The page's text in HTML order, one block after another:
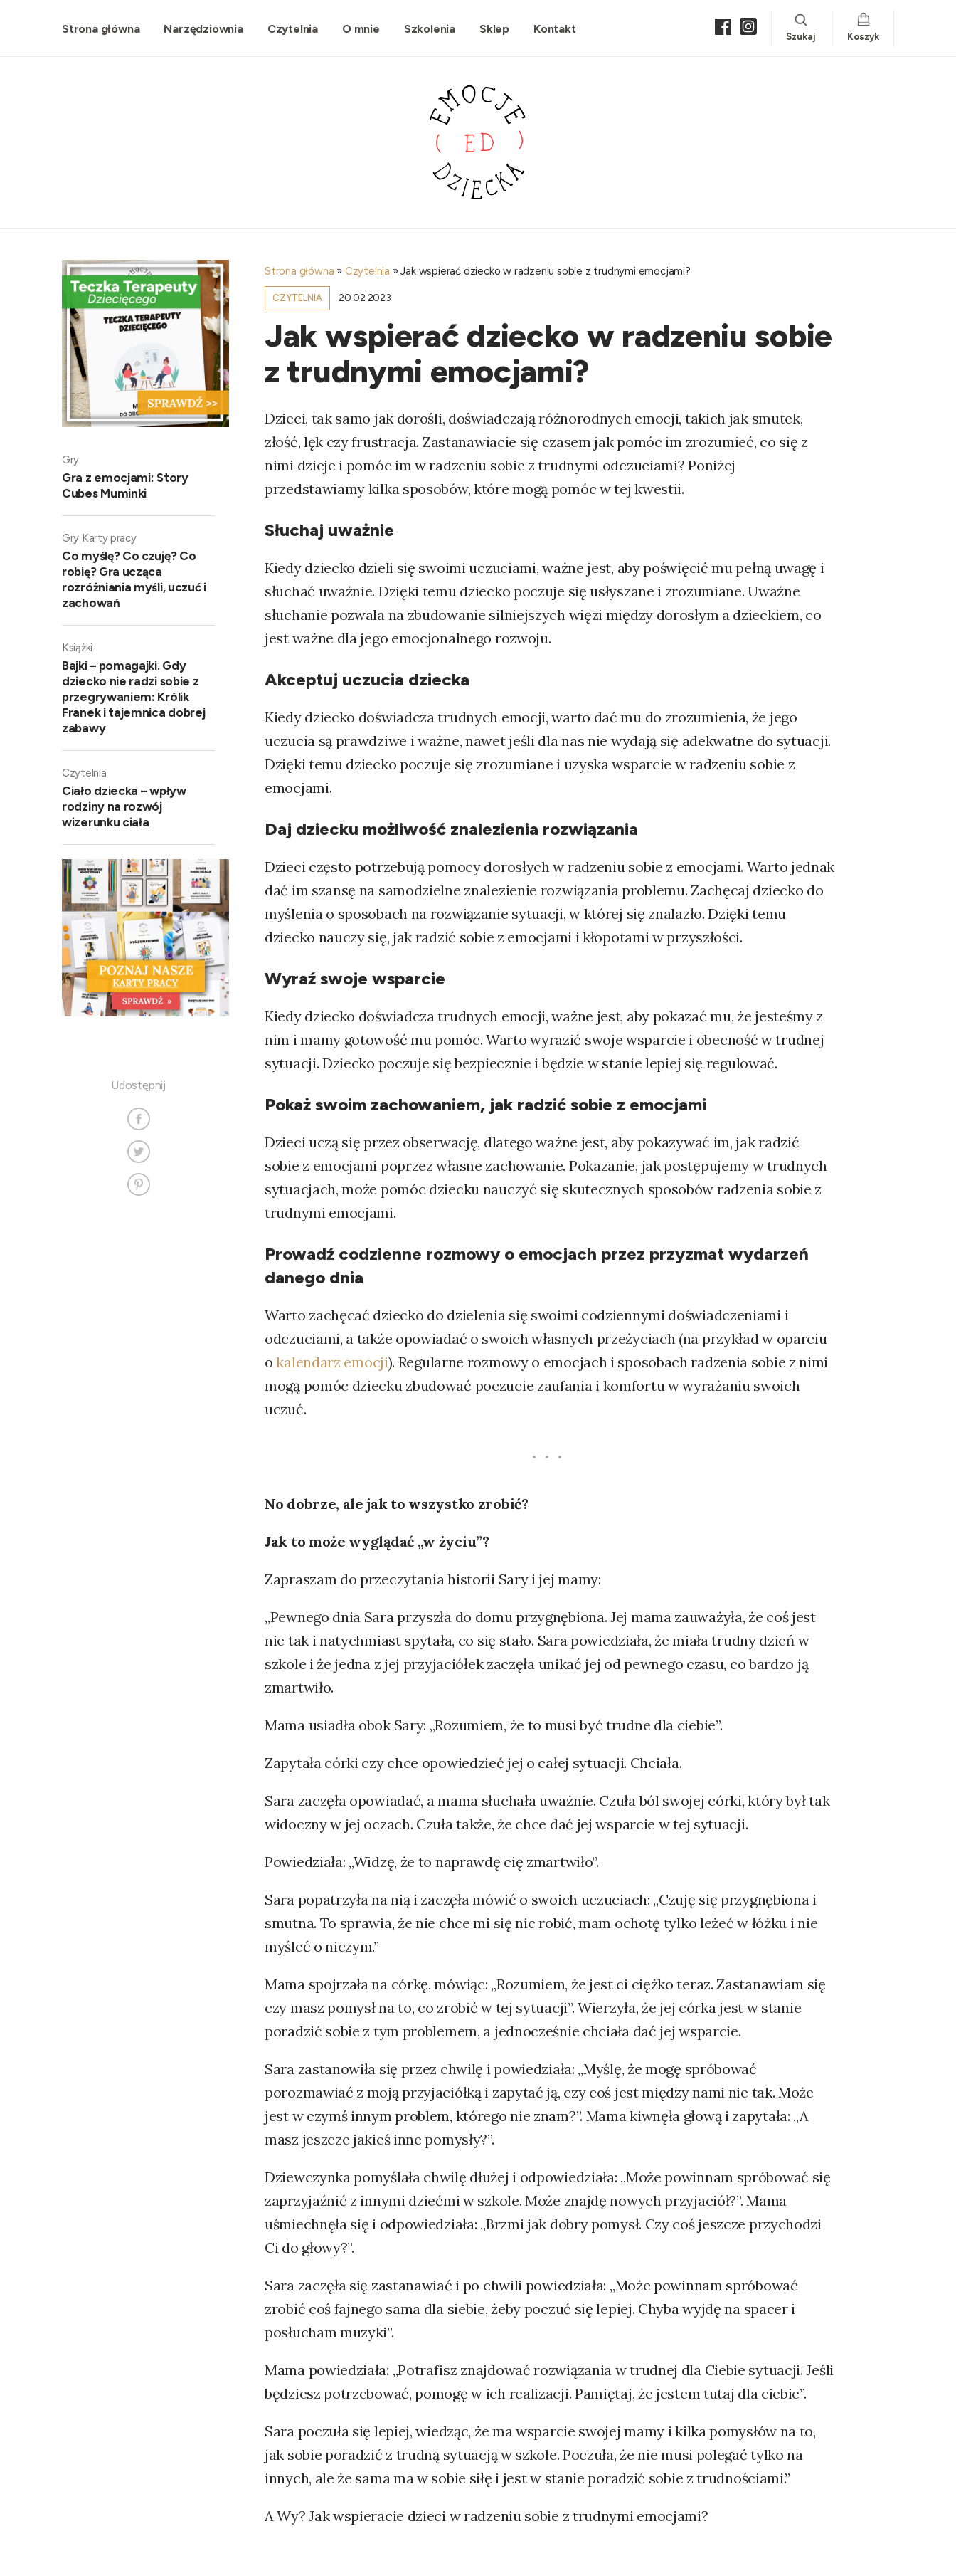
Strona główna Narzędziownia Czytelnia O mnie Szkolenia Sklep Kontakt
Szukaj Koszyk
Gry
Gra z emocjami: Story
Cubes Muminki
Gry Karty pracy
Co myślę? Co czuję? Co
robię? Gra ucząca
rozróżniania myśli, uczuć i
zachowań
Książki
Bajki – pomagajki. Gdy
dziecko nie radzi sobie z
przegrywaniem: Królik
Franek i tajemnica dobrej
zabawy
Czytelnia
Ciało dziecka – wpływ
rodziny na rozwój
wizerunku ciała
Udostępnij
Strona główna » Czytelnia »Jak wspierać dziecko w radzeniu sobie z trudnymi emocjami?
CZYTELNIA 20 02 2023
Jak wspierać dziecko w radzeniu sobie
z trudnymi emocjami?
Dzieci, tak samo jak dorośli, doświadczają różnorodnych emocji, takich jak smutek,
złość, lęk czy frustracja. Zastanawiacie się czasem jak pomóc im zrozumieć, co się z
nimi dzieje i pomóc im w radzeniu sobie z trudnymi odczuciami? Poniżej
przedstawiamy kilka sposobów, które mogą pomóc w tej kwestii.
Słuchaj uważnie
Kiedy dziecko dzieli się swoimi uczuciami, ważne jest, aby poświęcić mu pełną uwagę i
słuchać uważnie. Dzięki temu dziecko poczuje się usłyszane i zrozumiane. Uważne
słuchanie pozwala na zbudowanie silniejszych więzi między dorosłym a dzieckiem, co
jest ważne dla jego emocjonalnego rozwoju.
Akceptuj uczucia dziecka
Kiedy dziecko doświadcza trudnych emocji, warto dać mu do zrozumienia, że jego
uczucia są prawdziwe i ważne, nawet jeśli dla nas nie wydają się adekwatne do sytuacji.
Dzięki temu dziecko poczuje się zrozumiane i uzyska wsparcie w radzeniu sobie z
emocjami.
Daj dziecku możliwość znalezienia rozwiązania
Dzieci często potrzebują pomocy dorosłych w radzeniu sobie z emocjami. Warto jednak
dać im szansę na samodzielne znalezienie rozwiązania problemu. Zachęcaj dziecko do
myślenia o sposobach na rozwiązanie sytuacji, w której się znalazło. Dzięki temu
dziecko nauczy się, jak radzić sobie z emocjami i kłopotami w przyszłości.
Wyraź swoje wsparcie
Kiedy dziecko doświadcza trudnych emocji, ważne jest, aby pokazać mu, że jesteśmy z
nim i mamy gotowość mu pomóc. Warto wyrazić swoje wsparcie i obecność w trudnej
sytuacji. Dziecko poczuje się bezpiecznie i będzie w stanie lepiej się regulować.
Pokaż swoim zachowaniem, jak radzić sobie z emocjami
Dzieci uczą się przez obserwację, dlatego ważne jest, aby pokazywać im, jak radzić
sobie z emocjami poprzez własne zachowanie. Pokazanie, jak postępujemy w trudnych
sytuacjach, może pomóc dziecku nauczyć się skutecznych sposobów radzenia sobie z
trudnymi emocjami.
Prowadź codzienne rozmowy o emocjach przez przyzmat wydarzeń
danego dnia
Warto zachęcać dziecko do dzielenia się swoimi codziennymi doświadczeniami i
odczuciami, a także opowiadać o swoich własnych przeżyciach (na przykład w oparciu
okalendarz emocji). Regularne rozmowy o emocjach i sposobach radzenia sobie z nimi
mogą pomóc dziecku zbudować poczucie zaufania i komfortu w wyrażaniu swoich
uczuć.
No dobrze, ale jak to wszystko zrobić?
Jak to może wyglądać „w życiu”?
Zapraszam do przeczytania historii Sary i jej mamy:
„Pewnego dnia Sara przyszła do domu przygnębiona. Jej mama zauważyła, że coś jest
nie tak i natychmiast spytała, co się stało. Sara powiedziała, że miała trudny dzień w
szkole i że jedna z jej przyjaciółek zaczęła unikać jej od pewnego czasu, co bardzo ją
zmartwiło.
Mama usiadła obok Sary: „Rozumiem, że to musi być trudne dla ciebie”.
Zapytała córki czy chce opowiedzieć jej o całej sytuacji. Chciała.
Sara zaczęła opowiadać, a mama słuchała uważnie. Czuła ból swojej córki, który był tak
widoczny w jej oczach. Czuła także, że chce dać jej wsparcie w tej sytuacji.
Powiedziała: „Widzę, że to naprawdę cię zmartwiło”.
Sara popatrzyła na nią i zaczęła mówić o swoich uczuciach: „Czuję się przygnębiona i
smutna. To sprawia, że nie chce mi się nic robić, mam ochotę tylko leżeć w łóżku i nie
myśleć o niczym.”
Mama spojrzała na córkę, mówiąc: „Rozumiem, że jest ci ciężko teraz. Zastanawiam się
czy masz pomysł na to, co zrobić w tej sytuacji”. Wierzyła, że jej córka jest w stanie
poradzić sobie z tym problemem, a jednocześnie chciała dać jej wsparcie.
Sara zastanowiła się przez chwilę i powiedziała: „Myślę, że mogę spróbować
porozmawiać z moją przyjaciółką i zapytać ją, czy coś jest między nami nie tak. Może
jest w czymś innym problem, którego nie znam?”. Mama kiwnęła głową i zapytała: „A
masz jeszcze jakieś inne pomysły?”.
Dziewczynka pomyślała chwilę dłużej i odpowiedziała: „Może powinnam spróbować się
zaprzyjaźnić z innymi dziećmi w szkole. Może znajdę nowych przyjaciół?”. Mama
uśmiechnęła się i odpowiedziała: „Brzmi jak dobry pomysł. Czy coś jeszcze przychodzi
Ci do głowy?”.
Sara zaczęła się zastanawiać i po chwili powiedziała: „Może powinnam spróbować
zrobić coś fajnego sama dla siebie, żeby poczuć się lepiej. Chyba wyjdę na spacer i
posłucham muzyki”.
Mama powiedziała: „Potrafisz znajdować rozwiązania w trudnej dla Ciebie sytuacji. Jeśli
będziesz potrzebować, pomogę w ich realizacji. Pamiętaj, że jestem tutaj dla ciebie”.
Sara poczuła się lepiej, wiedząc, że ma wsparcie swojej mamy i kilka pomysłów na to,
jak sobie poradzić z trudną sytuacją w szkole. Poczuła, że nie musi polegać tylko na
innych, ale że sama ma w sobie siłę i jest w stanie poradzić sobie z trudnościami.”
A Wy? Jak wspieracie dzieci w radzeniu sobie z trudnymi emocjami?